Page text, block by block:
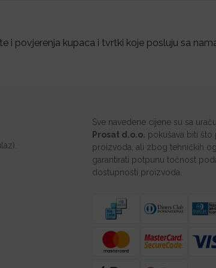
i povjerenja kupaca i tvrtki koje posluju sa
Sve navedene cijene su sa
Prosat d.o.o. pokušava biti što
proizvoda, ali zbog tehničkih
garantirati potpunu točnost
dostupnosti proizvoda.